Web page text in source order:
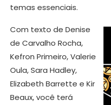
temas essenciais.
Com texto de Denise
de Carvalho Rocha,
Kefron Primeiro, Valerie
Oula, Sara Hadley,
Elizabeth Barrette e Kir
Beaux, você terá